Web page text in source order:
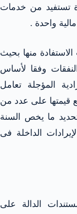
تستفيد من خدمات
واحدة .
منها بحيث
وفقا لأساس
المؤجلة تعامل
قيمتها على عدد من
ما يخص السنة
الداخلة فى
الدالة على